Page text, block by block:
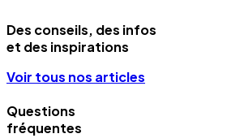
Des conseils, des infos
et des inspirations
Voir tous nos articles
Questions
fréquentes